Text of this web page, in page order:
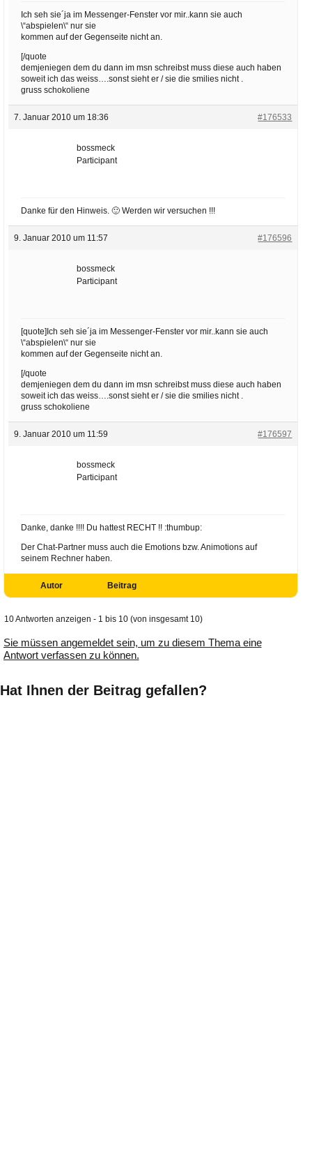
Ich seh sie´ja im Messenger-Fenster vor mir..kann sie auch
\“abspielen\“ nur sie
kommen auf der Gegenseite nicht an.
[/quote
demjeniegen dem du dann im msn schreibst muss diese auch haben
soweit ich das weiss….sonst sieht er / sie die smilies nicht .
gruss schokoliene
7. Januar 2010 um 18:36 #176533
bossmeck
Participant
Danke für den Hinweis. 🙂 Werden wir versuchen !!!
9. Januar 2010 um 11:57 #176596
bossmeck
Participant
[quote]Ich seh sie´ja im Messenger-Fenster vor mir..kann sie auch
\“abspielen\“ nur sie
kommen auf der Gegenseite nicht an.
[/quote
demjeniegen dem du dann im msn schreibst muss diese auch haben
soweit ich das weiss….sonst sieht er / sie die smilies nicht .
gruss schokoliene
9. Januar 2010 um 11:59 #176597
bossmeck
Participant
Danke, danke !!!! Du hattest RECHT !! :thumbup:
Der Chat-Partner muss auch die Emotions bzw. Animotions auf
seinem Rechner haben.
Autor Beitrag
10 Antworten anzeigen - 1 bis 10 (von insgesamt 10)
Sie müssen angemeldet sein, um zu diesem Thema eine
Antwort verfassen zu können.
Hat Ihnen der Beitrag gefallen?